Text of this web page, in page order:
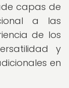
capas de
a las
de los
y
en